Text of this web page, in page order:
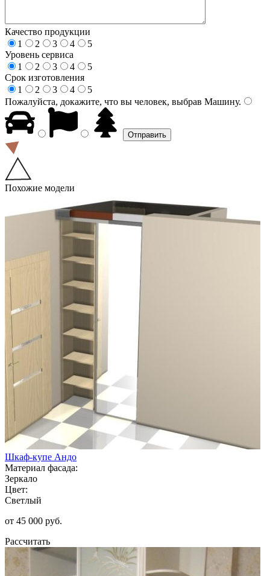
Качество продукции
1
2 3 4
5
Уровень сервиса
1
2 3 4
5
Срок изготовления
1
2 3 4
5
Пожалуйста, докажите, что вы человек, выбрав Машину.
Похожие модели
Шкаф-купе Андо
Материал фасада:
Зеркало
Цвет:
Светлый
от 45 000 руб.
Рассчитать